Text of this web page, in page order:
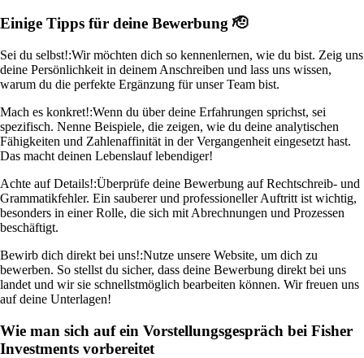
Einige Tipps für deine Bewerbung 🫡
Sei du selbst!:Wir möchten dich so kennenlernen, wie du bist. Zeig uns
deine Persönlichkeit in deinem Anschreiben und lass uns wissen,
warum du die perfekte Ergänzung für unser Team bist.
Mach es konkret!:Wenn du über deine Erfahrungen sprichst, sei
spezifisch. Nenne Beispiele, die zeigen, wie du deine analytischen
Fähigkeiten und Zahlenaffinität in der Vergangenheit eingesetzt hast.
Das macht deinen Lebenslauf lebendiger!
Achte auf Details!:Überprüfe deine Bewerbung auf Rechtschreib- und
Grammatikfehler. Ein sauberer und professioneller Auftritt ist wichtig,
besonders in einer Rolle, die sich mit Abrechnungen und Prozessen
beschäftigt.
Bewirb dich direkt bei uns!:Nutze unsere Website, um dich zu
bewerben. So stellst du sicher, dass deine Bewerbung direkt bei uns
landet und wir sie schnellstmöglich bearbeiten können. Wir freuen uns
auf deine Unterlagen!
Wie man sich auf ein Vorstellungsgespräch bei Fisher
Investments vorbereitet